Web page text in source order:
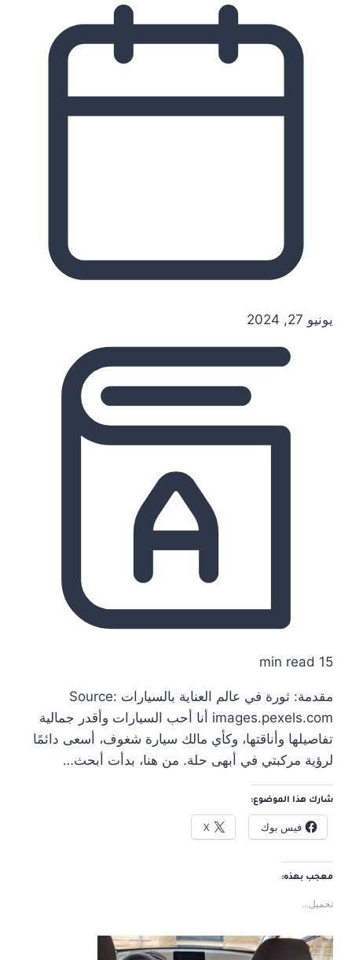
يونيو 27, 2024
15 min read
مقدمة: ثورة في عالم العناية بالسيارات Source:
images.pexels.com أنا أحب السيارات وأقدر جمالية
تفاصيلها وأناقتها، وكأي مالك سيارة شغوف، أسعى دائمًا
لرؤية مركبتي في أبهى حلة. من هنا، بدأت أبحث…
شارك هذا الموضوع:
فيس بوك X
معجب بهذه:
تحميل...